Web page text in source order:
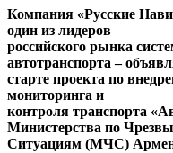
Компания «Русские
один из лидеров
российского рынка
автотранспорта –
старте проекта по
мониторинга и
контроля транспорта
Министерства по
Ситуациям (МЧС)